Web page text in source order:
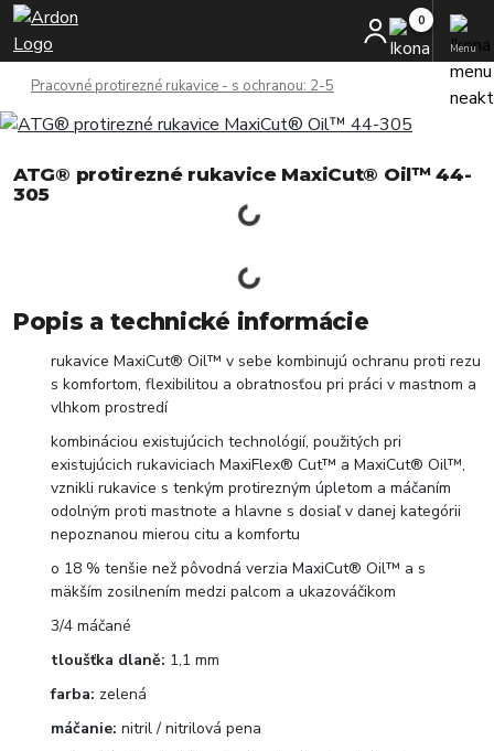
Menu
Pracovné protirezné rukavice - s ochranou: 2-5
ATG® protirezné rukavice MaxiCut® Oil™ 44-
305
Popis a technické informácie
rukavice MaxiCut® Oil™ v sebe kombinujú ochranu proti rezu
s komfortom, flexibilitou a obratnosťou pri práci v mastnom a
vlhkom prostredí
kombináciou existujúcich technológií, použitých pri
existujúcich rukaviciach MaxiFlex® Cut™ a MaxiCut® Oil™,
vznikli rukavice s tenkým protirezným úpletom a máčaním
odolným proti mastnote a hlavne s dosiaľ v danej kategórii
nepoznanou mierou citu a komfortu
o 18 % tenšie než pôvodná verzia MaxiCut® Oil™ a s
mäkším zosilnením medzi palcom a ukazováčikom
3/4 máčané
tloušťka dlaně: 1,1 mm
farba: zelená
máčanie: nitril / nitrilová pena